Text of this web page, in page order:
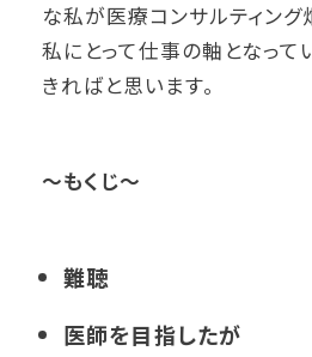
な私が医療コンサルティング
私にとって仕事の軸となって
きればと思います。
～もくじ～
難聴
医師を目指したが